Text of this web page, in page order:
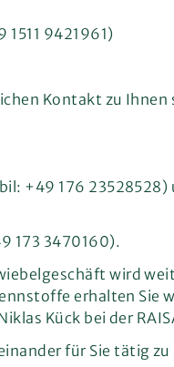
9421961)
Kontakt zu
+49 176 23528528)
173 3470160).
wird
erhalten Sie
Kück bei der
für Sie tätig